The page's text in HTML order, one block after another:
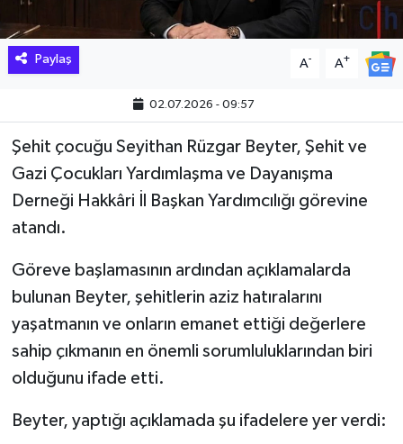
Paylaş A- A+
02.07.2026 - 09:57
Şehit çocuğu Seyithan Rüzgar Beyter, Şehit ve
Gazi Çocukları Yardımlaşma ve Dayanışma
Derneği Hakkâri İl Başkan Yardımcılığı görevine
atandı.
Göreve başlamasının ardından açıklamalarda
bulunan Beyter, şehitlerin aziz hatıralarını
yaşatmanın ve onların emanet ettiği değerlere
sahip çıkmanın en önemli sorumluluklarından biri
olduğunu ifade etti.
Beyter, yaptığı açıklamada şu ifadelere yer verdi:
KÜLTÜR SANAT
POLİTİKA
REKLAM
SAĞLIK
SPOR